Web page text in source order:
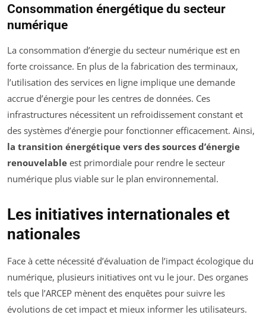
Consommation énergétique du secteur
numérique
La consommation d’énergie du secteur numérique est en
forte croissance. En plus de la fabrication des terminaux,
l’utilisation des services en ligne implique une demande
accrue d’énergie pour les centres de données. Ces
infrastructures nécessitent un refroidissement constant et
des systèmes d’énergie pour fonctionner efficacement. Ainsi,
la transition énergétique vers des sources d’énergie
renouvelable est primordiale pour rendre le secteur
numérique plus viable sur le plan environnemental.
Les initiatives internationales et
nationales
Face à cette nécessité d’évaluation de l’impact écologique du
numérique, plusieurs initiatives ont vu le jour. Des organes
tels que l’ARCEP mènent des enquêtes pour suivre les
évolutions de cet impact et mieux informer les utilisateurs.